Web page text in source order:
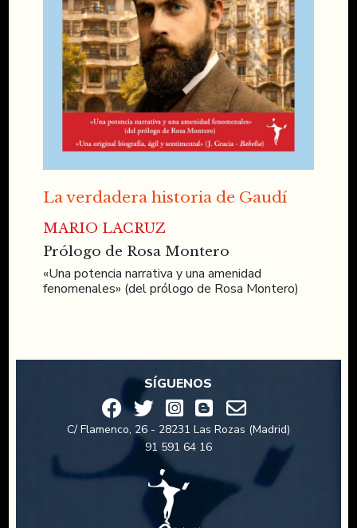
La verdadera historia de Gaudí
MARIO LACRUZ
Prólogo de Rosa Montero
«Una potencia narrativa y una amenidad
fenomenales» (del prólogo de Rosa Montero)
SÍGUENOS
C/ Flamenco, 26 - 28231 Las Rozas (Madrid)
91 591 64 16